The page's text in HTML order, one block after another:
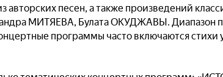
авторских песен, а также произведений
МИТЯЕВА, Булата ОКУДЖАВЫ. Диапазон
программы часто включаются стихи